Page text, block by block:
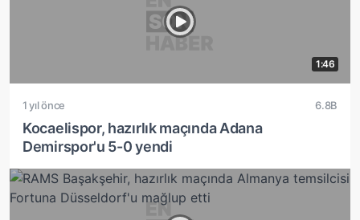
1:46
1 yıl önce 6.8B
Kocaelispor, hazırlık maçında Adana
Demirspor'u 5-0 yendi